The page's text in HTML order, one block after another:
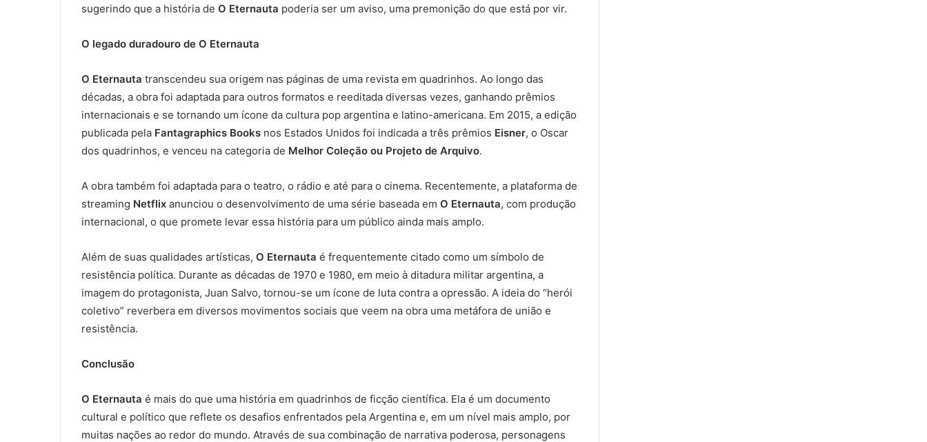
sugerindo que a história de O Eternauta poderia ser um aviso, uma premonição do que está por vir.
O legado duradouro de O Eternauta
O Eternauta transcendeu sua origem nas páginas de uma revista em quadrinhos. Ao longo das
décadas, a obra foi adaptada para outros formatos e reeditada diversas vezes, ganhando prêmios
internacionais e se tornando um ícone da cultura pop argentina e latino-americana. Em 2015, a edição
publicada pela Fantagraphics Books nos Estados Unidos foi indicada a três prêmios Eisner, o Oscar
dos quadrinhos, e venceu na categoria de Melhor Coleção ou Projeto de Arquivo.
A obra também foi adaptada para o teatro, o rádio e até para o cinema. Recentemente, a plataforma de
streaming Netflix anunciou o desenvolvimento de uma série baseada em O Eternauta, com produção
internacional, o que promete levar essa história para um público ainda mais amplo.
Além de suas qualidades artísticas, O Eternauta é frequentemente citado como um símbolo de
resistência política. Durante as décadas de 1970 e 1980, em meio à ditadura militar argentina, a
imagem do protagonista, Juan Salvo, tornou-se um ícone de luta contra a opressão. A ideia do “herói
coletivo” reverbera em diversos movimentos sociais que veem na obra uma metáfora de união e
resistência.
Conclusão
O Eternauta é mais do que uma história em quadrinhos de ficção científica. Ela é um documento
cultural e político que reflete os desafios enfrentados pela Argentina e, em um nível mais amplo, por
muitas nações ao redor do mundo. Através de sua combinação de narrativa poderosa, personagens